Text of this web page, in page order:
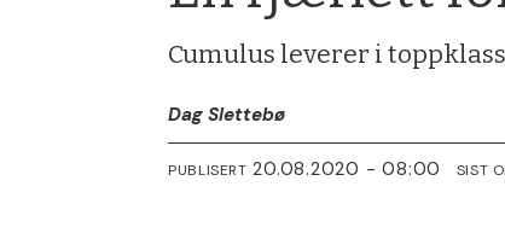
Cumulus leverer i
Dag Slettebø
PUBLISERT 20.08.2020 - 08:00 SIST